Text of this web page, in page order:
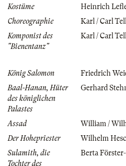
Kostüme
Heinrich
Choreographie
Karl / Carl
Komponist des
"Bienentanz"
Karl / Carl
König Salomon
Friedrich
Baal-Hanan, Hüter
des königlichen
Palastes
Gerhard
Assad
William /
Der Hohepriester
Wilhelm
Sulamith, die
Tochter des
Berta